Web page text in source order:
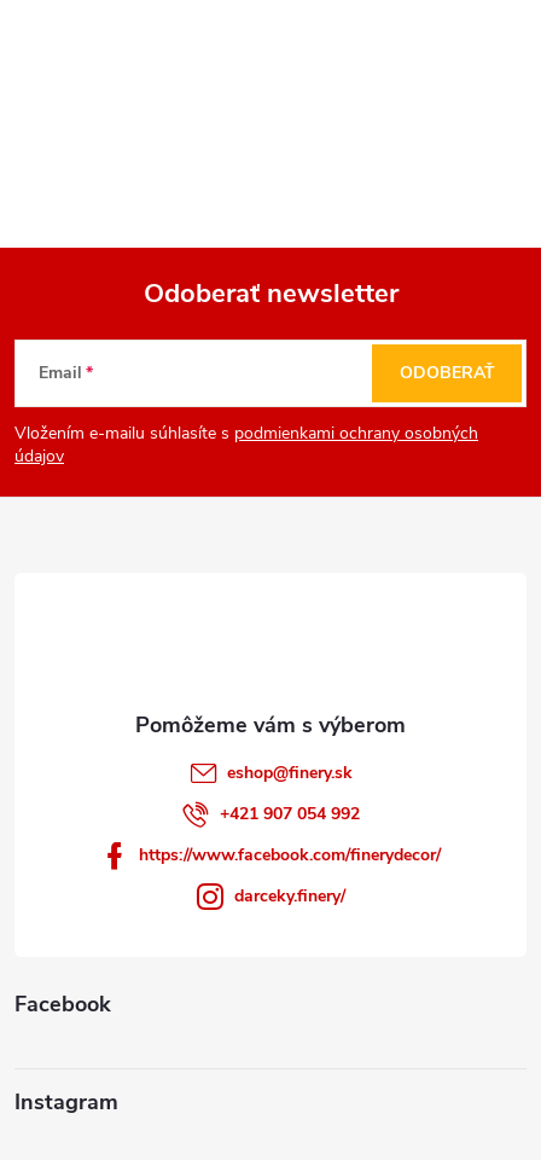
Z
á
p
Odoberať newsletter
Email
Vložením e-mailu súhlasíte s podmienkami ochrany osobných
údajov
ODOBERAŤ
eshop@finery.sk
+421 907 054 992
https://www.facebook.com/finerydecor/
darceky.finery/
Facebook
Instagram